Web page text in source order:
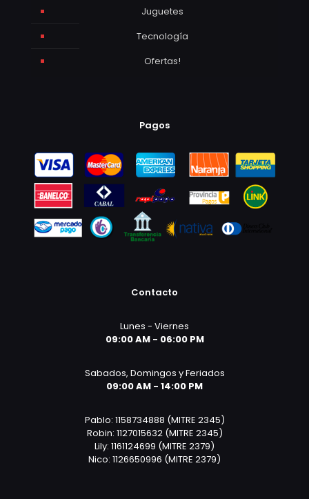
Juguetes
Tecnología
Ofertas!
Pagos
Contacto
Lunes - Viernes
09:00 AM - 06:00 PM
Sabados, Domingos y Feriados
09:00 AM - 14:00 PM
Pablo: 1158734888 (MITRE 2345)
Robin: 1127015632 (MITRE 2345)
Lily: 1161124699 (MITRE 2379)
Nico: 1126650996 (MITRE 2379)